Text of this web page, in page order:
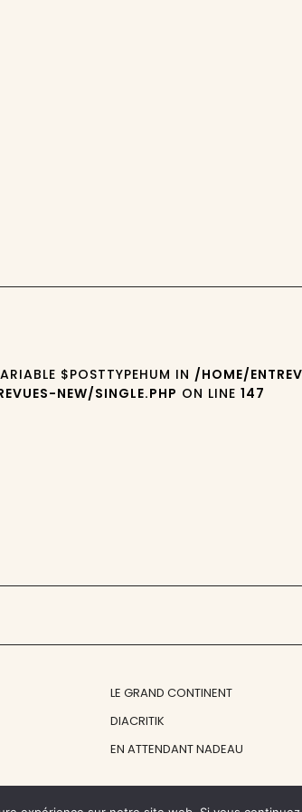
$POSTTYPEHUM IN /HOME/
NEW/SINGLE.PHP ON LINE147
LE GRAND CONTINENT
DIACRITIK
EN ATTENDANT NADEAU